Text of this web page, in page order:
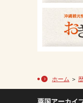
ホーム ＞